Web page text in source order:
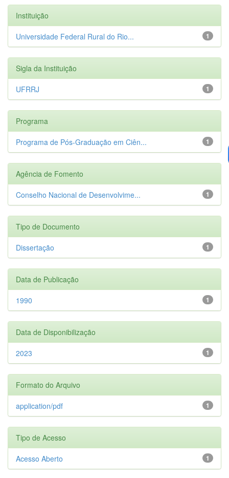
Instituição
1
Universidade Federal Rural do Rio...
Sigla da Instituição
1
UFRRJ
Programa
1
Programa de Pós-Graduação em Ciên...
Agência de Fomento
1
Conselho Nacional de Desenvolvime...
Tipo de Documento
1
Dissertação
Data de Publicação
1
1990
Data de Disponibilização
1
2023
Formato do Arquivo
1
application/pdf
Tipo de Acesso
1
Acesso Aberto